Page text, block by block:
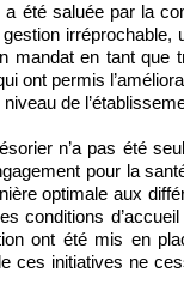
a été saluée par la
irréprochable,
mandat en tant
ont permis
de
n’a pas été
pour la
optimale aux
conditions
ont été mis en
ces initiatives ne